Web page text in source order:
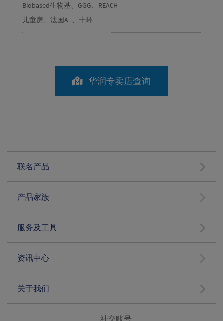
Biobased生物基、GGG、REACH
儿童房、法国A+、十环
华润专卖店查询
联名产品
产品家族
服务及工具
资讯中心
关于我们
社交账号